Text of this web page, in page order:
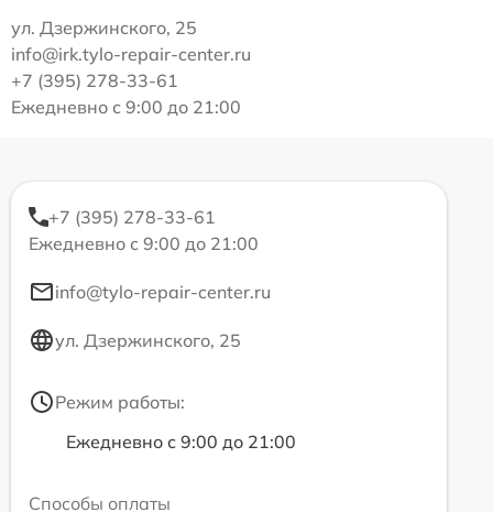
ул. Дзержинского, 25
info@irk.tylo-repair-center.ru
+7 (395) 278-33-61
Ежедневно с 9:00 до 21:00
+7 (395) 278-33-61
Ежедневно с 9:00 до 21:00
info@tylo-repair-center.ru
ул. Дзержинского, 25
Режим работы:
Ежедневно с 9:00 до 21:00
Способы оплаты